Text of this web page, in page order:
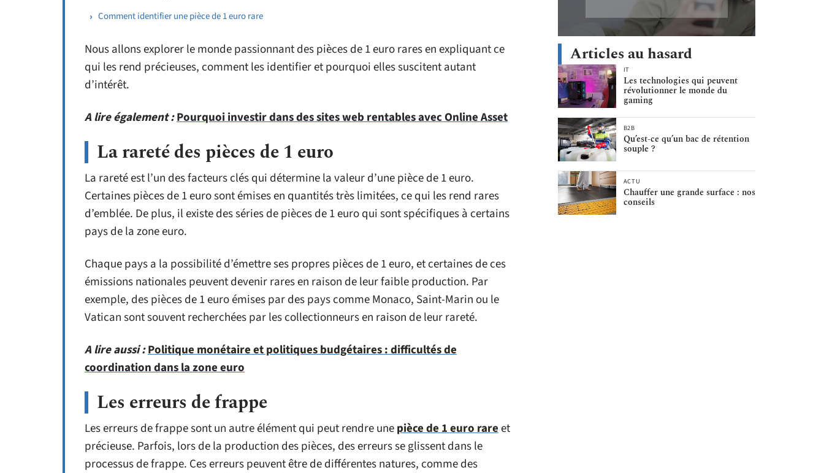
Comment identifier une pièce de 1 euro rare
Nous allons explorer le monde passionnant des pièces de 1 euro rares en expliquant ce
qui les rend précieuses, comment les identifier et pourquoi elles suscitent autant
d’intérêt.
A lire également :Pourquoi investir dans des sites web rentables avec Online Asset
La rareté des pièces de 1 euro
La rareté est l’un des facteurs clés qui détermine la valeur d’une pièce de 1 euro.
Certaines pièces de 1 euro sont émises en quantités très limitées, ce qui les rend rares
d’emblée. De plus, il existe des séries de pièces de 1 euro qui sont spécifiques à certains
pays de la zone euro.
Chaque pays a la possibilité d’émettre ses propres pièces de 1 euro, et certaines de ces
émissions nationales peuvent devenir rares en raison de leur faible production. Par
exemple, des pièces de 1 euro émises par des pays comme Monaco, Saint-Marin ou le
Vatican sont souvent recherchées par les collectionneurs en raison de leur rareté.
A lire aussi :Politique monétaire et politiques budgétaires : difficultés de
coordination dans la zone euro
Les erreurs de frappe
Les erreurs de frappe sont un autre élément qui peut rendre unepièce de 1 euro rareet
précieuse. Parfois, lors de la production des pièces, des erreurs se glissent dans le
processus de frappe. Ces erreurs peuvent être de différentes natures, comme des
Articles au hasard
IT
Les technologies qui peuvent
révolutionner le monde du
gaming
B2B
Qu’est-ce qu’un bac de rétention
souple ?
ACTU
Chauffer une grande surface : nos
conseils